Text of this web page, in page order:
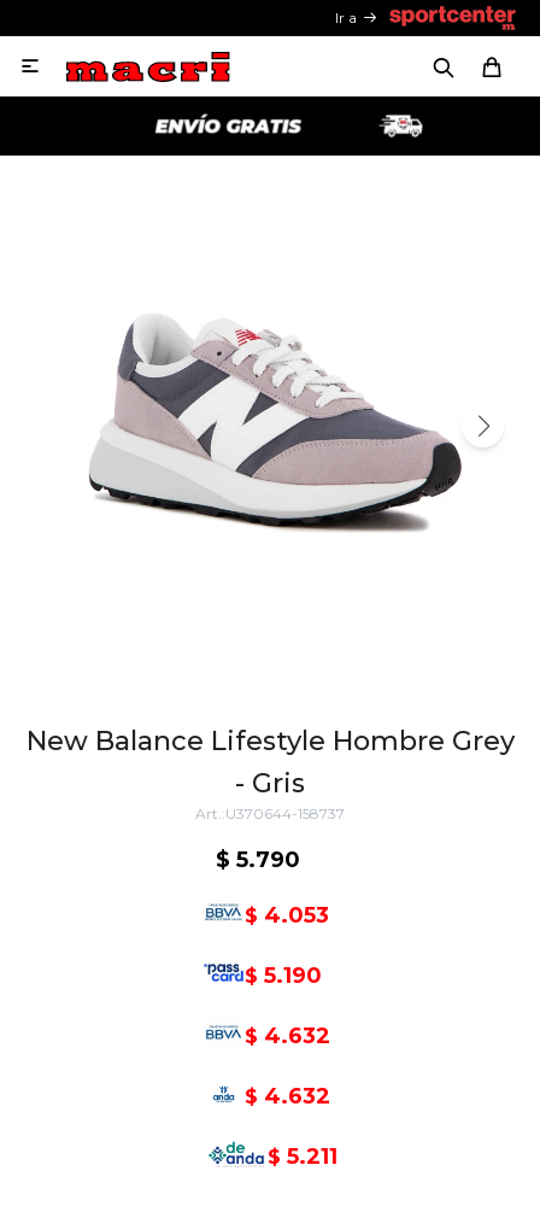
Ir a

New Balance Lifestyle Hombre Grey
- Gris
U370644-158737
$ 5.790
$ 4.053
$ 5.190
$ 4.632
$ 4.632
$ 5.211